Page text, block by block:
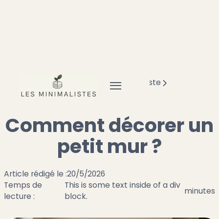
Minimalisme
Déco minimaliste
Comment décorer un petit mur ?
Comment décorer un
petit mur ?
Article rédigé le :20/5/2026
Temps de
lecture :
This is some text inside of a div
block.
minutes